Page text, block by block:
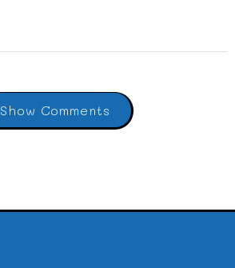
Show Comments